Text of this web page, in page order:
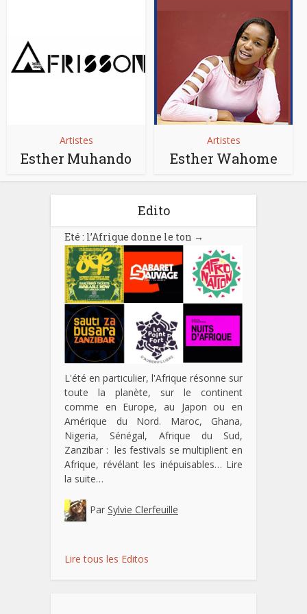
Artistes
Esther Muhando
Artistes
Esther Wahome
Edito
Eté : l’Afrique donne le ton →
L'été en particulier, l'Afrique résonne sur
toute la planète, sur le continent
comme en Europe, au Japon ou en
Amérique du Nord. Maroc, Ghana,
Nigeria, Sénégal, Afrique du Sud,
Zanzibar : les festivals se multiplient en
Afrique, révélant les inépuisables… Lire
la suite…
Par Sylvie Clerfeuille
Lire tous les Editos